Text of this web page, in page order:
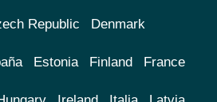
Republic Denmark
Estonia Finland France